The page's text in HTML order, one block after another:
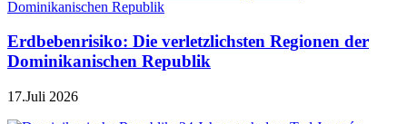
Erdbebenrisiko: Die verletzlichsten Regionen der
Dominikanischen Republik
17.Juli 2026